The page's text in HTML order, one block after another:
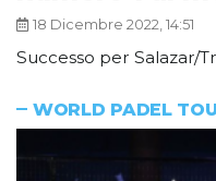
18 Dicembre 2022, 14:51
Successo per Salazar/
WORLD PADEL